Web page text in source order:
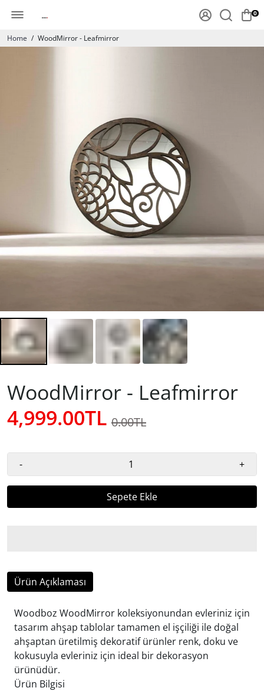
0
Home / WoodMirror - Leafmirror
WoodMirror - Leafmirror
4,999.00TL 0.00TL
- +
Sepete Ekle
Ürün Açıklaması
Woodboz WoodMirror koleksiyonundan evleriniz için
tasarım ahşap tablolar tamamen el işçiliği ile doğal
ahşaptan üretilmiş dekoratif ürünler renk, doku ve
kokusuyla evleriniz için ideal bir dekorasyon
ürünüdür.
Ürün Bilgisi